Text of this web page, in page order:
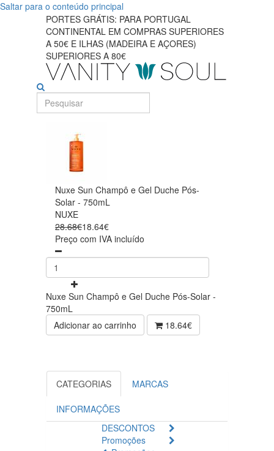
Saltar para o conteúdo principal
PORTES GRÁTIS: PARA PORTUGAL
CONTINENTAL EM COMPRAS SUPERIORES
A 50€ E ILHAS (MADEIRA E AÇORES)
SUPERIORES A 80€
Nuxe Sun Champô e Gel Duche Pós-
Solar - 750mL
NUXE
28.68€18.64€
Preço com IVA incluído
Nuxe Sun Champô e Gel Duche Pós-Solar -
750mL
Adicionar ao carrinho
18.64€
CATEGORIAS MARCAS
INFORMAÇÕES
DESCONTOS
Promoções